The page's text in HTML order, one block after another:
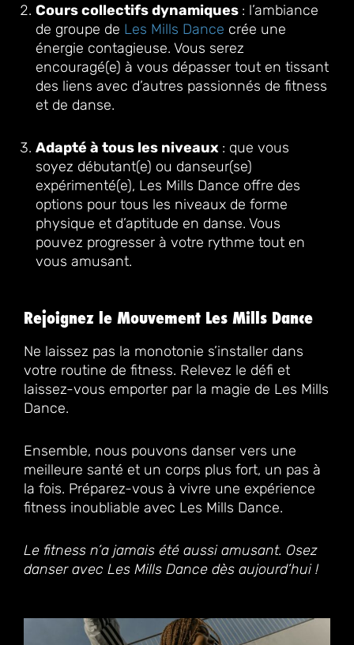
Cours collectifs dynamiques : l’ambiance
de groupe de Les Mills Dance crée une
énergie contagieuse. Vous serez
encouragé(e) à vous dépasser tout en tissant
des liens avec d’autres passionnés de fitness
et de danse.
Adapté à tous les niveaux : que vous
soyez débutant(e) ou danseur(se)
expérimenté(e), Les Mills Dance offre des
options pour tous les niveaux de forme
physique et d’aptitude en danse. Vous
pouvez progresser à votre rythme tout en
vous amusant.
Rejoignez le Mouvement Les Mills Dance
Ne laissez pas la monotonie s’installer dans
votre routine de fitness. Relevez le défi et
laissez-vous emporter par la magie de Les Mills
Dance.
Ensemble, nous pouvons danser vers une
meilleure santé et un corps plus fort, un pas à
la fois. Préparez-vous à vivre une expérience
fitness inoubliable avec Les Mills Dance.
Le fitness n’a jamais été aussi amusant. Osez
danser avec Les Mills Dance dès aujourd’hui !